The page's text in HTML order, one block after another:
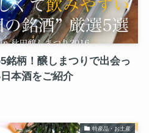
銘柄！醸しまつりで出会っ
本酒をご紹介
特産品・お土産